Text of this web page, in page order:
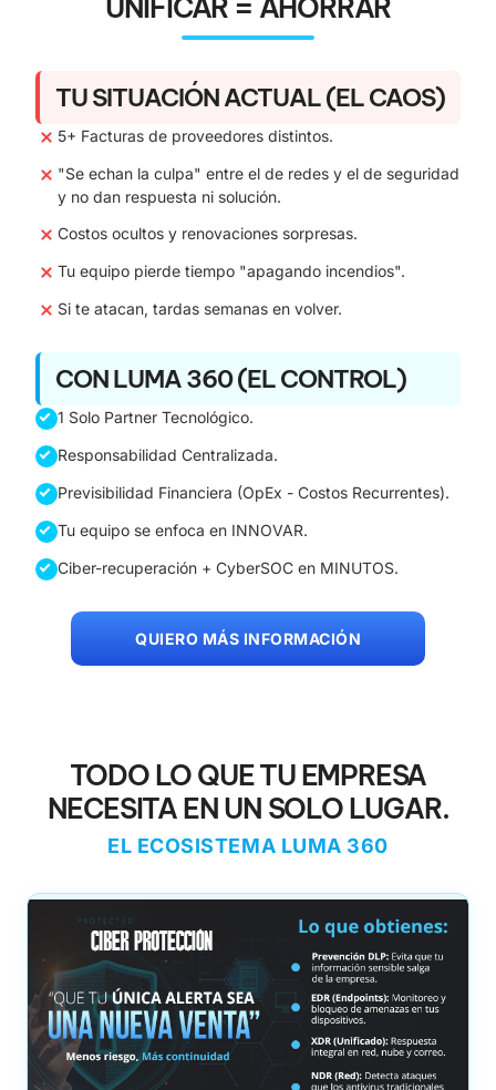
UNIFICAR = AHORRAR
TU SITUACIÓN ACTUAL (EL CAOS)
5+ Facturas de proveedores distintos.
"Se echan la culpa" entre el de redes y el de seguridad
y no dan respuesta ni solución.
Costos ocultos y renovaciones sorpresas.
Tu equipo pierde tiempo "apagando incendios".
Si te atacan, tardas semanas en volver.
CON LUMA 360 (EL CONTROL)
1 Solo Partner Tecnológico.
Responsabilidad Centralizada.
Previsibilidad Financiera (OpEx - Costos Recurrentes).
Tu equipo se enfoca en INNOVAR.
Ciber-recuperación + CyberSOC en MINUTOS.
QUIERO MÁS INFORMACIÓN
TODO LO QUE TU EMPRESA
NECESITA EN UN SOLO LUGAR.
EL ECOSISTEMA LUMA 360